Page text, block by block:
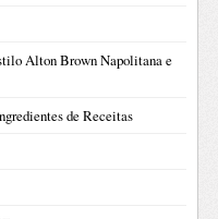
Alton Brown Napolitana e
de Receitas